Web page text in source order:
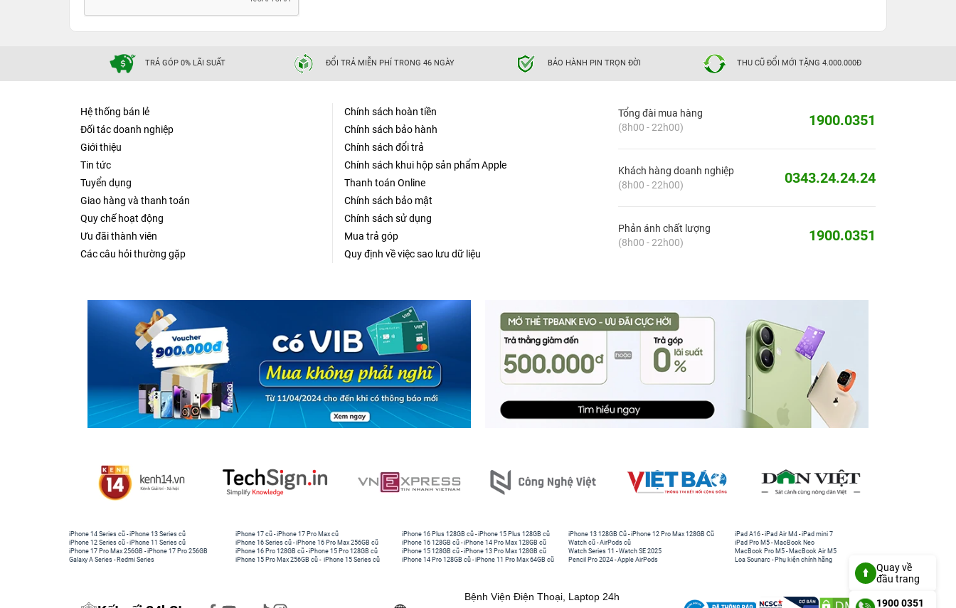
TRẢ GÓP 0% LÃI SUẤT ĐỔI TRẢ MIỄN PHÍ TRONG 46 NGÀY BẢO HÀNH PIN TRỌN ĐỜI THU CŨ ĐỔI MỚI TẶNG 4.000.000Đ
Hệ thống bán lẻ
Đối tác doanh nghiệp
Giới thiệu
Tin tức
Tuyển dụng
Giao hàng và thanh toán
Quy chế hoạt động
Ưu đãi thành viên
Các câu hỏi thường gặp
Chính sách hoàn tiền
Chính sách bảo hành
Chính sách đổi trả
Chính sách khui hộp sản phẩm Apple
Thanh toán Online
Chính sách bảo mật
Chính sách sử dụng
Mua trả góp
Quy định về việc sao lưu dữ liệu
Tổng đài mua hàng
(8h00 - 22h00)
1900.0351
Khách hàng doanh nghiệp
(8h00 - 22h00)
0343.24.24.24
Phản ánh chất lượng
(8h00 - 22h00)
1900.0351
iPhone 14 Series cũ -iPhone 13 Series cũ
iPhone 12 Series cũ -iPhone 11 Series cũ
iPhone 17 Pro Max 256GB -iPhone 17 Pro 256GB
Galaxy A Series - Redmi Series
iPhone 17 cũ -iPhone 17 Pro Max cũ
iPhone 16 Series cũ - iPhone 16 Pro Max 256GB cũ
iPhone 16 Pro 128GB cũ -iPhone 15 Pro 128GB cũ
iPhone 15 Pro Max 256GB cũ - iPhone 15 Series cũ
iPhone 16 Plus 128GB cũ -iPhone 15 Plus 128GB cũ
iPhone 16 128GB cũ -iPhone 14 Pro Max 128GB cũ
iPhone 15 128GB cũ -iPhone 13 Pro Max 128GB cũ
iPhone 14 Pro 128GB cũ -iPhone 11 Pro Max 64GB cũ
iPhone 13 128GB Cũ -iPhone 12 Pro Max 128GB Cũ
Watch cũ -AirPods cũ
Watch Series 11 -Watch SE 2025
Pencil Pro 2024 -Apple AirPods
iPad A16 -iPad Air M4 -iPad mini 7
iPad Pro M5 - MacBook Neo
MacBook Pro M5 - MacBook Air M5
Loa Sounarc - Phụ kiện chính hãng
Bệnh Viện Điện Thoại, Laptop 24h
Quay về
đầu trang
1900 0351